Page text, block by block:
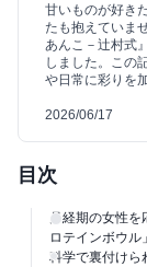
甘いものが好き
たも抱えていま
あんこ－辻村式
しました。この
や日常に彩りを
2026/06/17
目次
月経期の女性を
ロテインボウ
科学で裏付けら